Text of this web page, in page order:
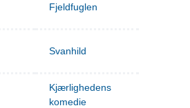
Fjeldfuglen
Svanhild
Kjærlighedens
komedie